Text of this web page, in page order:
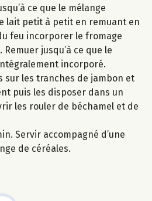
ce que le mélange
lait petit à petit en remuant en
feu incorporer le fromage
jusqu’à ce que le
incorporé.
sur les tranches de jambon et
puis les disposer dans un
les rouler de béchamel et de
Servir accompagné d’une
de céréales.